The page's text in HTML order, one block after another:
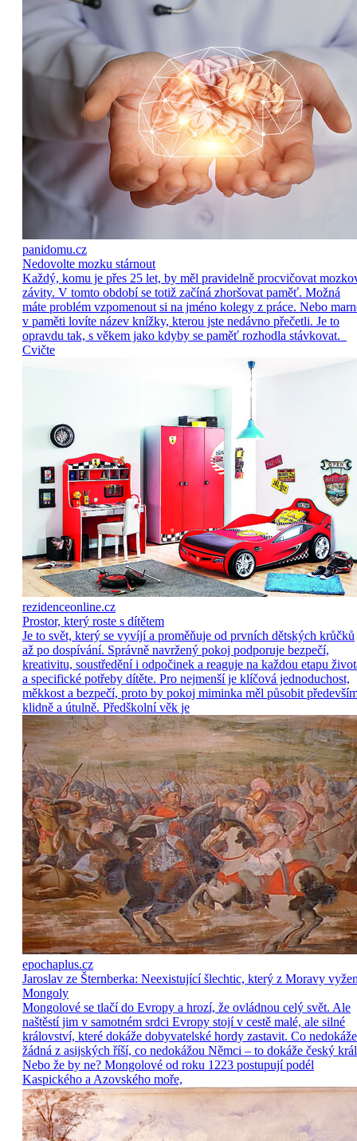
panidomu.cz
Nedovolte mozku stárnout
Každý, komu je přes 25 let, by měl pravidelně procvičovat
závity. V tomto období se totiž začíná zhoršovat paměť. Možná
máte problém vzpomenout si na jméno kolegy z práce. Nebo
v paměti lovíte název knížky, kterou jste nedávno přečetli. Je to
opravdu tak, s věkem jako kdyby se paměť rozhodla stávkovat.
Cvičte
rezidenceonline.cz
Prostor, který roste s dítětem
Je to svět, který se vyvíjí a proměňuje od prvních dětských krůčků
až po dospívání. Správně navržený pokoj podporuje bezpečí,
kreativitu, soustředění i odpočinek a reaguje na každou etapu
a specifické potřeby dítěte. Pro nejmenší je klíčová jednoduchost,
měkkost a bezpečí, proto by pokoj miminka měl působit
klidně a útulně. Předškolní věk je
epochaplus.cz
Jaroslav ze Šternberka: Neexistující šlechtic, který z Moravy
Mongoly
Mongolové se tlačí do Evropy a hrozí, že ovládnou celý svět. Ale
naštěstí jim v samotném srdci Evropy stojí v cestě malé, ale silné
království, které dokáže dobyvatelské hordy zastavit. Co nedokáže
žádná z asijských říší, co nedokážou Němci – to dokáže český
Nebo že by ne? Mongolové od roku 1223 postupují podél
Kaspického a Azovského moře,